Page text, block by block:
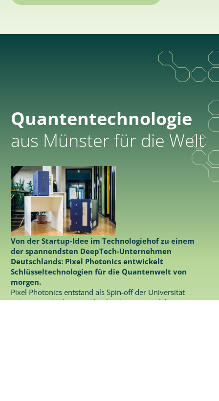
Quantentechnologie
aus Münster für die Welt
Von der Startup-Idee im Technologiehof zu einem
der spannendsten DeepTech-Unternehmen
Deutschlands: Pixel Photonics entwickelt
Schlüsseltechnologien für die Quantenwelt von
morgen.
Pixel Photonics entstand als Spin-off der Universität
Münster und arbeitet an hochpräzisen Einzelphotonen-